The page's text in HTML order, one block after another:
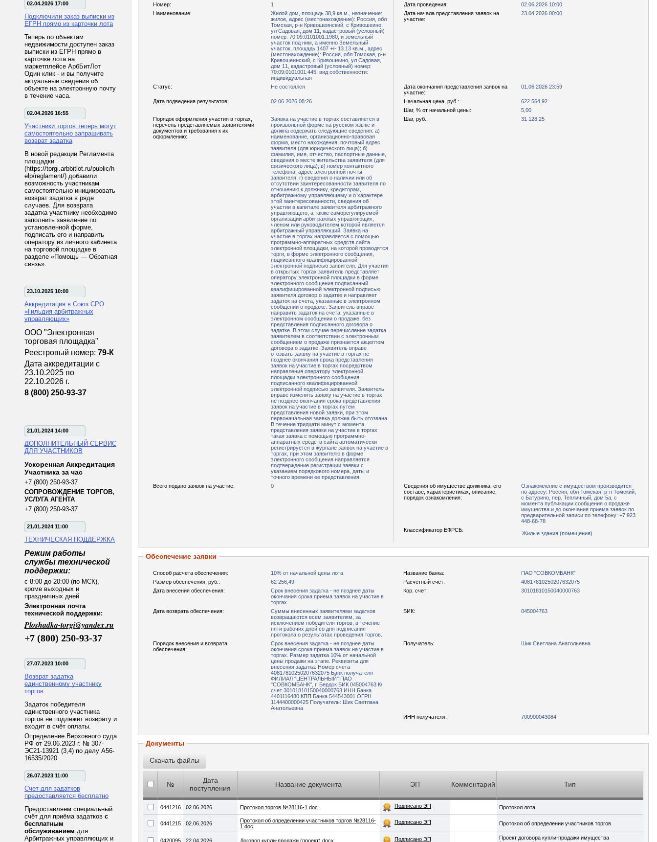
02.04.2026 17:00
Подключили заказ выписки из
ЕГРН прямо из карточки лота
Теперь по объектам
недвижимости доступен заказ
выписки из ЕГРН прямо в
карточке лота на
маркетплейсе АрбБитЛот
Один клик - и вы получите
актуальные сведения об
объекте на электронную почту
в течение часа.
02.04.2026 16:55
Участники торгов теперь могут
самостоятельно запрашивать
возврат задатка
В новой редакции Регламента
площадки
(https://torgi.arbbitlot.ru/public/h
elp/reglament/) добавили
возможность участникам
самостоятельно инициировать
возврат задатка в ряде
случаев. Для возврата
задатка участнику необходимо
заполнить заявление по
установленной форме,
подписать его и направить
оператору из личного кабинета
на торговой площадке в
разделе «Помощь — Обратная
связь».
23.10.2025 10:00
Аккредитация в Союз СРО
«Гильдия арбитражных
управляющих»
ООО "Электронная
торговая площадка"
Реестровый номер: 79-К
Дата аккредитации с
23.10.2025 по
22.10.2026 г.
8 (800) 250-93-37
21.01.2024 14:00
ДОПОЛНИТЕЛЬНЫЙ СЕРВИС
ДЛЯ УЧАСТНИКОВ
Ускоренная Аккредитация
Участника за час
+7 (800) 250-93-37
СОПРОВОЖДЕНИЕ ТОРГОВ,
УСЛУГА АГЕНТА
+7 (800) 250-93-37
21.01.2024 11:00
ТЕХНИЧЕСКАЯ ПОДДЕРЖКА
Режим работы
службы технической
поддержки:
с 8:00 до 20:00 (по МСК),
кроме выходных и
праздничных дней
Электронная почта
технической поддержки:
Ploshadka-torgi@yandex.ru
+7 (800) 250-93-37
27.07.2023 10:00
Возврат задатка
единственному участнику
торгов
Задаток победителя
единственного участника
торгов не подлежит возврату и
входит в счёт оплаты.
Определение Верховного суда
РФ от 29.06.2023 г. № 307-
ЭС21-13921 (3,4) по делу А56-
16535/2020.
26.07.2023 11:00
Счет для задатков
предоставляется бесплатно
Предоставляем специальный
счёт для приёма задатков с
бесплатным
обслуживанием для
Арбитражных управляющих и
Номер: 1 Дата проведения:
02.06.2026 10:00
Наименование:
Жилой дом, площадь 38,9 кв.м., назначение:
жилое, адрес (местонахождение): Россия, обл
Томская, р-н Кривошеинский, с Кривошеино,
ул Садовая, дом 11, кадастровый (условный)
номер: 70:09:0101001:1980, и земельный
участок под ним, а именно Земельный
участок, площадь 1407 +/- 13.13 кв.м., адрес
(местонахождение): Россия, обл Томская, р-н
Кривошеинский, с Кривошеино, ул Садовая,
дом 11, кадастровый (условный) номер:
70:09:0101001:445, вид собственности:
индивидуальная
Дата начала представления заявок на
участие:
23.04.2026 00:00
Статус: Не состоялся
Дата окончания представления заявок на
участие:
01.06.2026 23:59
Дата подведения результатов: 02.06.2026 08:26 Начальная цена, руб.:
622 564,92
Шаг, % от начальной цены:
5,00
Порядок оформления участия в торгах,
перечень представляемых заявителями
документов и требования к их
оформлению:
Заявка на участие в торгах составляется в
произвольной форме на русском языке и
должна содержать следующие сведения: а)
наименование, организационно-правовая
форма, место нахождения, почтовый адрес
заявителя (для юридического лица); б)
фамилия, имя, отчество, паспортные данные,
сведения о месте жительства заявителя (для
физического лица); в) номер контактного
телефона, адрес электронной почты
заявителя; г) сведения о наличии или об
отсутствии заинтересованности заявителя по
отношению к должнику, кредиторам,
арбитражному управляющему и о характере
этой заинтересованности, сведения об
участии в капитале заявителя арбитражного
управляющего, а также саморегулируемой
организации арбитражных управляющих,
членом или руководителем которой является
арбитражный управляющий. Заявка на
участие в торгах направляется с помощью
программно-аппаратных средств сайта
электронной площадки, на которой проводятся
торги, в форме электронного сообщения,
подписанного квалифицированной
электронной подписью заявителя. Для участия
в открытых торгах заявитель представляет
оператору электронной площадки в форме
электронного сообщения подписанный
квалифицированной электронной подписью
заявителя договор о задатке и направляет
задаток на счета, указанные в электронном
сообщении о продаже. Заявитель вправе
направить задаток на счета, указанные в
электронном сообщении о продаже, без
представления подписанного договора о
задатке. В этом случае перечисление задатка
заявителем в соответствии с электронным
сообщением о продаже признается акцептом
договора о задатке. Заявитель вправе
отозвать заявку на участие в торгах не
позднее окончания срока представления
заявок на участие в торгах посредством
направления оператору электронной
площадки электронного сообщения,
подписанного квалифицированной
электронной подписью заявителя. Заявитель
вправе изменить заявку на участие в торгах
не позднее окончания срока представления
заявок на участие в торгах путем
представления новой заявки, при этом
первоначальная заявка должна быть отозвана.
В течение тридцати минут с момента
представления заявки на участие в торгах
такая заявка с помощью программно-
аппаратных средств сайта автоматически
регистрируется в журнале заявок на участие в
торгах, при этом заявителю в форме
электронного сообщения направляется
подтверждение регистрации заявки с
указанием порядкового номера, даты и
точного времени ее представления.
Шаг, руб.: 31 128,25
Всего подано заявок на участие: 0
Сведения об имуществе должника, его
составе, характеристиках, описание,
порядок ознакомления:
Ознакомление с имуществом производится
по адресу: Россия, обл Томская, р-н Томский,
с Батурино, пер. Тепличный, дом 5а, с
момента публикации сообщения о продаже
имущества и до окончания приема заявок по
предварительной записи по телефону: +7 923
448-68-78
Классификатор ЕФРСБ:
Жилые здания (помещения)
Обеспечение заявки
Способ расчета обеспечения: 10% от начальной цены лота Название банка:
ПАО "СОВКОМБАНК"
Размер обеспечения, руб.:
62 256,49 Расчетный счет:
40817810250207632075
Дата внесения обеспечения:
Срок внесения задатка - не позднее даты
окончания срока приема заявок на участие в
торгах.
Кор. счет: 30101810150040000763
Дата возврата обеспечения:
Суммы внесенных заявителями задатков
возвращаются всем заявителям, за
исключением победителя торгов, в течение
пяти рабочих дней со дня подписания
протокола о результатах проведения торгов.
БИК: 045004763
Порядок внесения и возврата
обеспечения:
Срок внесения задатка - не позднее даты
окончания срока приема заявок на участие в
торгах. Размер задатка 10% от начальной
цены продажи на этапе. Реквизиты для
внесения задатка: Номер счета
40817810250207632075 Банк получателя
ФИЛИАЛ "ЦЕНТРАЛЬНЫЙ" ПАО
"СОВКОМБАНК", г. Бердск БИК 045004763 К/
счет 30101810150040000763 ИНН Банка
4401116480 КПП Банка 544543001 ОГРН
1144400000425 Получатель: Шик Светлана
Анатольевна
Получатель: Шик Светлана Анатольевна
ИНН получателя: 700900043084
Документы
№
Дата
поступления
Название документа ЭП Комментарий Тип
0441216 02.06.2026 Протокол торгов №28116-1.doc Подписано ЭП Протокол лота
0441215 02.06.2026
Протокол об определении участников торгов №28116-
1.doc
Подписано ЭП Протокол об определении участников торгов
0420095 22.04.2026 Договор купли-продажи (проект).docx Подписано ЭП
Проект договора купли-продажи имущества